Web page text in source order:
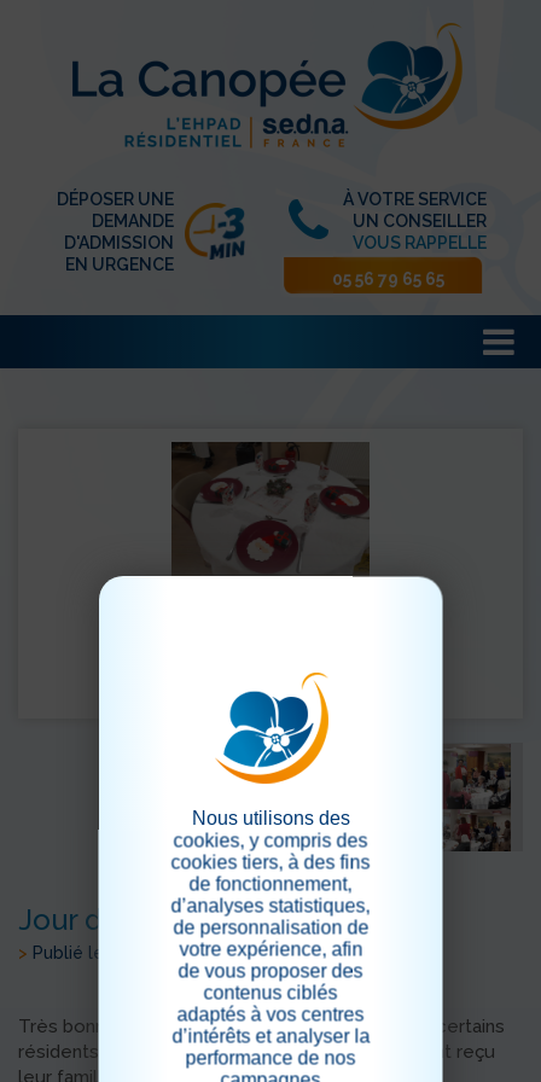
DÉPOSER UNE
DEMANDE
D'ADMISSION
EN URGENCE
À VOTRE SERVICE
UN CONSEILLER
VOUS RAPPELLE
05 56 79 65 65
Jour de Noël
> Publié le 03/01/2024
Très bonne ambiance le jour de Noël. Alors que certains
résidents sont sortis pour fêter Noël d'autres ont reçu
leur famille.
Nous utilisons des
cookies, y compris des
cookies tiers, à des fins
de fonctionnement,
d’analyses statistiques,
de personnalisation de
votre expérience, afin
de vous proposer des
contenus ciblés
adaptés à vos centres
d’intérêts et analyser la
performance de nos